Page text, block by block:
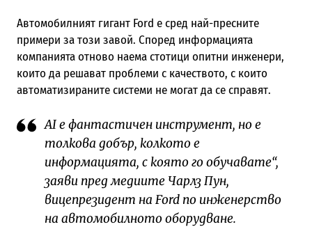
Автомобилният гигант Ford е сред най-пресните
примери за този завой. Според информацията
компанията отново наема стотици опитни инженери,
които да решават проблеми с качеството, с които
автоматизираните системи не могат да се справят.
AI е фантастичен инструмент, но е
толкова добър, колкото е
информацията, с която го обучавате“,
заяви пред медиите Чарлз Пун,
вицепрезидент на Ford по инженерство
на автомобилното оборудване.